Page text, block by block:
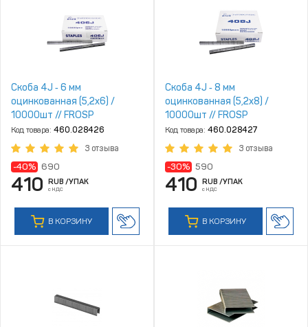
Скоба 4J ‑ 6 мм
оцинкованная (5,2х6) /
10000шт // FROSP
Код товара: 460.028426
3 отзыва
-40% 690
410 RUB /УПАК
с НДС
В КОРЗИНУ
Скоба 4J ‑ 8 мм
оцинкованная (5,2х8) /
10000шт // FROSP
Код товара: 460.028427
3 отзыва
-30% 590
410 RUB /УПАК
с НДС
В КОРЗИНУ